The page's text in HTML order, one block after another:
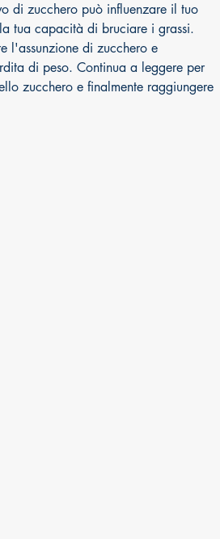
di zucchero può influenzare il tuo
tua capacità di bruciare i grassi.
l'assunzione di zucchero e
di peso. Continua a leggere per
zucchero e finalmente raggiungere